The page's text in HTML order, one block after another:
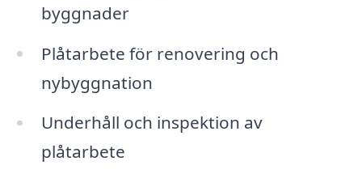
byggnader
Plåtarbete för renovering och
nybyggnation
Underhåll och inspektion av
plåtarbete